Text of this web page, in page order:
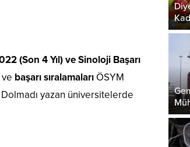
(Son 4 Yıl) ve Sinoloji Başarı
ve başarı sıralamaları ÖSYM
yazan üniversitelerde